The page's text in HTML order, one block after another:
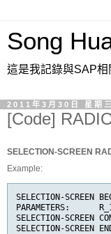
Song
這是我記錄與SAP相
2011年3月30日 星期三
[Code]
SELECTION-SCREEN
Example:
SELECTION-SCREEN
PARAMETERS:
SELECTION-SCREEN
SELECTION-SCREEN